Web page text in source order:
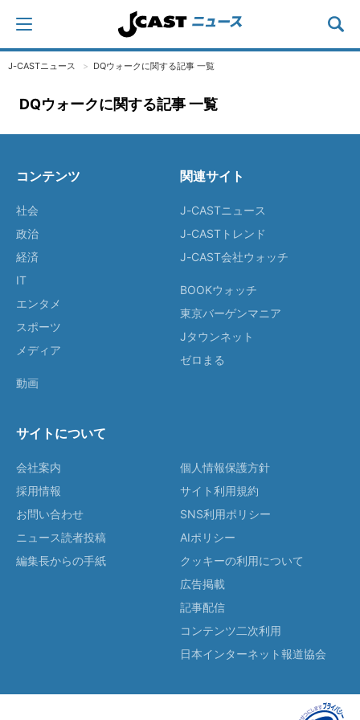
J-CASTニュース DQウォークに関する記事 一覧
DQウォークに関する記事 一覧
コンテンツ
社会
政治
経済
IT
エンタメ
スポーツ
メディア
動画
関連サイト
J-CASTニュース
J-CASTトレンド
J-CAST会社ウォッチ
BOOKウォッチ
東京バーゲンマニア
Jタウンネット
ゼロまる
サイトについて
会社案内
採用情報
お問い合わせ
ニュース読者投稿
編集長からの手紙
個人情報保護方針
サイト利用規約
SNS利用ポリシー
AIポリシー
クッキーの利用について
広告掲載
記事配信
コンテンツ二次利用
日本インターネット報道協会